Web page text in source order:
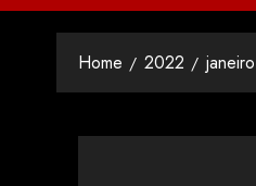
Home 2022 janeiro